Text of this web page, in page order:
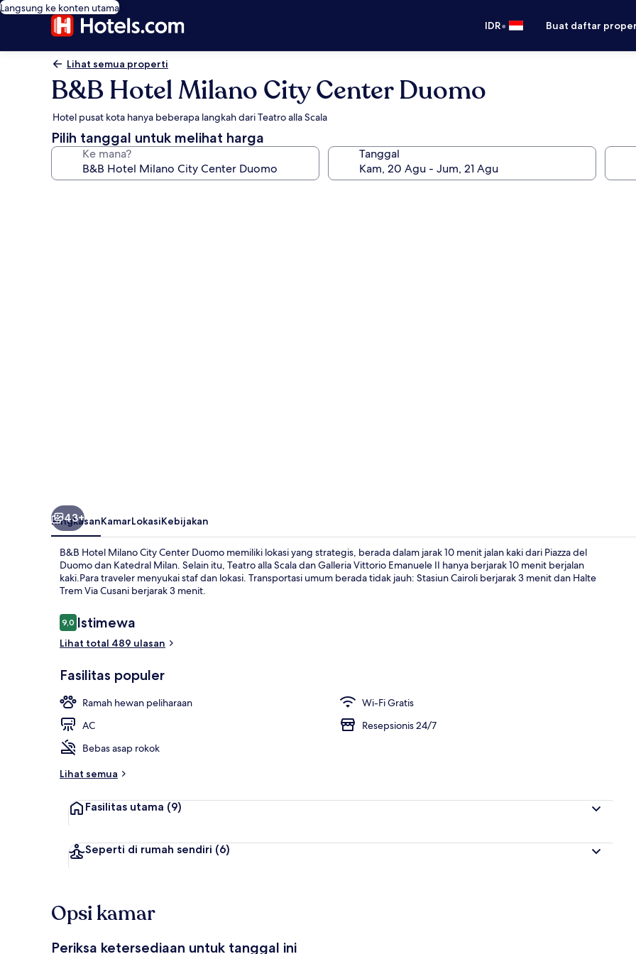
Langsung ke konten utama
IDR• Buat daftar
Lihat semua properti
B&B Hotel Milano City Center Duomo
Hotel pusat kota hanya beberapa langkah dari Teatro alla Scala
Pilih tanggal untuk melihat harga
Ke mana? Tanggal
43+
RingkasanKamarLokasiKebijakan
B&B Hotel Milano City Center Duomo memiliki lokasi yang strategis, berada dalam jarak 10 menit jalan kaki dari Piazza del
Duomo dan Katedral Milan. Selain itu, Teatro alla Scala dan Galleria Vittorio Emanuele II hanya berjarak 10 menit berjalan
kaki.Para traveler menyukai staf dan lokasi. Transportasi umum berada tidak jauh: Stasiun Cairoli berjarak 3 menit dan Halte
Trem Via Cusani berjarak 3 menit.
Ulasan
9,09,0 dari 10
Istimewa
Lihat total 489 ulasan
Fasilitas populer
Ramah hewan peliharaan
Wi-Fi Gratis
AC
Resepsionis 24/7
Bebas asap rokok
Lihat semua
Fasilitas utama (9)
Seperti di rumah sendiri (6)
Opsi kamar
Periksa ketersediaan untuk tanggal ini